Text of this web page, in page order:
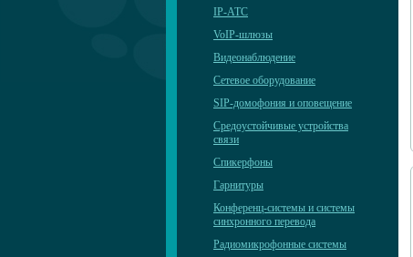
IP-АТС
VoIP-шлюзы
Видеонаблюдение
Сетевое оборудование
SIP-домофония и оповещение
Средоустойчивые устройства
связи
Спикерфоны
Гарнитуры
Конференц-системы и системы
синхронного перевода
Радиомикрофонные системы